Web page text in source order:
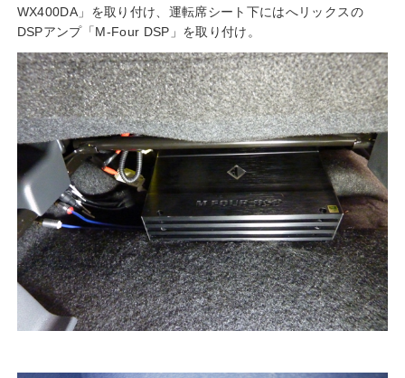
WX400DA」を取り付け、運転席シート下にはへリックスの
DSPアンプ「M-Four DSP」を取り付け。